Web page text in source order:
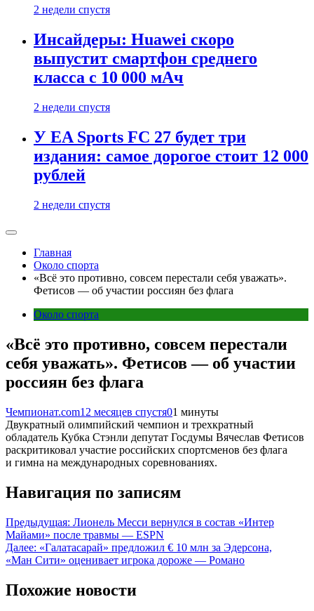
2 недели спустя
Инсайдеры: Huawei скоро
выпустит смартфон среднего
класса с 10 000 мАч
2 недели спустя
У EA Sports FC 27 будет три
издания: самое дорогое стоит 12 000
рублей
2 недели спустя
Главная
Около спорта
«Всё это противно, совсем перестали себя уважать».
Фетисов — об участии россиян без флага
Около спорта
«Всё это противно, совсем перестали
себя уважать». Фетисов — об участии
россиян без флага
Чемпионат.com12 месяцев спустя01 минуты
Двукратный олимпийский чемпион и трехкратный
обладатель Кубка Стэнли депутат Госдумы Вячеслав Фетисов
раскритиковал участие российских спортсменов без флага
и гимна на международных соревнованиях.
Навигация по записям
Предыдущая: Лионель Месси вернулся в состав «Интер
Майами» после травмы — ESPN
Далее: «Галатасарай» предложил € 10 млн за Эдерсона,
«Ман Сити» оценивает игрока дороже — Романо
Похожие новости